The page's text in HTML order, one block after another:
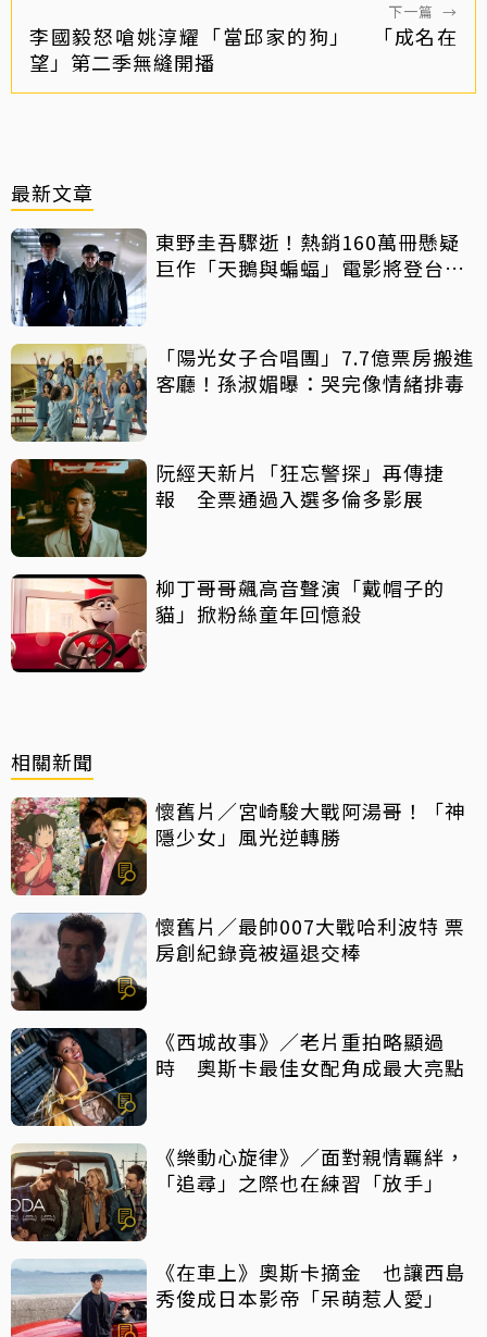
下一篇 →
李國毅怒嗆姚淳耀「當邱家的狗」 「成名在
望」第二季無縫開播
最新文章
東野圭吾驟逝！熱銷160萬冊懸疑
巨作「天鵝與蝙蝠」電影將登台上
「陽光女子合唱團」7.7億票房搬進
客廳！孫淑媚曝：哭完像情緒排毒
阮經天新片「狂忘警探」再傳捷
報 全票通過入選多倫多影展
柳丁哥哥飆高音聲演「戴帽子的
貓」掀粉絲童年回憶殺
相關新聞
懷舊片／宮崎駿大戰阿湯哥！「神
隱少女」風光逆轉勝
懷舊片／最帥007大戰哈利波特 票
房創紀錄竟被逼退交棒
《西城故事》／老片重拍略顯過
時 奧斯卡最佳女配角成最大亮點
《樂動心旋律》／面對親情羈絆，
「追尋」之際也在練習「放手」
《在車上》奧斯卡摘金 也讓西島
秀俊成日本影帝「呆萌惹人愛」